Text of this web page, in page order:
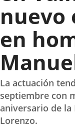
nuevo
en
La actuación
septiembre con
aniversario de la
Lorenzo.